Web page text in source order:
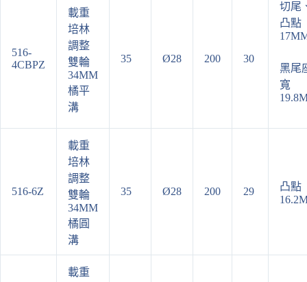
516-
4CBPZ
載重
培林
調整
雙輪
34MM
橘平
溝
35 Ø28 200 30
切尾
凸點
黑尾
寬
516-6Z
載重
培林
調整
雙輪
34MM
橘圓
溝
35 Ø28 200 29
凸點
載重